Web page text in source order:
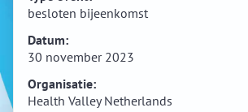
besloten bijeenkomst
Datum:
30 november 2023
Organisatie:
Health Valley Netherlands